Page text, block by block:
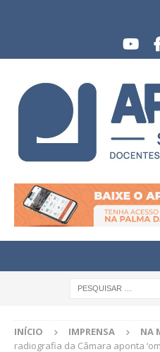
INÍCIO IMPRENSA NA
radiografia da Câmara aponta